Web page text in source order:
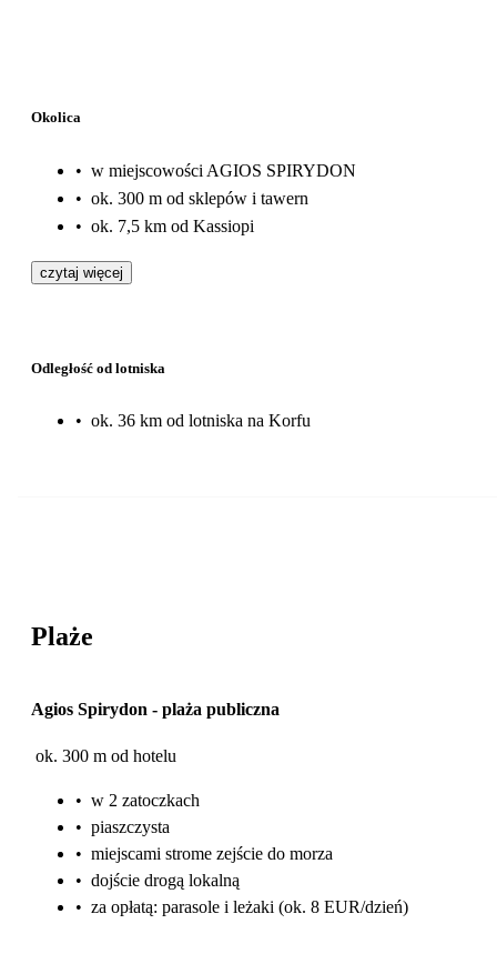
Okolica
• w miejscowości AGIOS SPIRYDON
• ok. 300 m od sklepów i tawern
• ok. 7,5 km od Kassiopi
czytaj więcej
Odległość od lotniska
• ok. 36 km od lotniska na Korfu
Plaże
Agios Spirydon - plaża publiczna
ok. 300 m od hotelu
• w 2 zatoczkach
• piaszczysta
• miejscami strome zejście do morza
• dojście drogą lokalną
• za opłatą: parasole i leżaki (ok. 8 EUR/dzień)